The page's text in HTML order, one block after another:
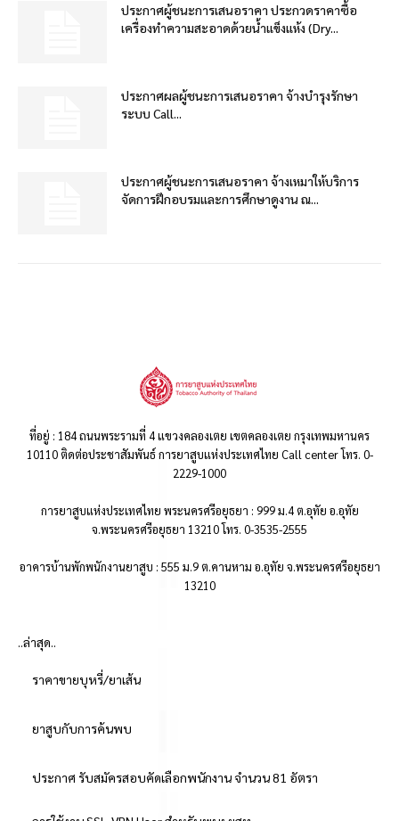
ประกาศผู้ชนะการเสนอราคา ประกวดราคาซื้อ
เครื่องทำความสะอาดด้วยน้ำแข็งแห้ง (Dry...
ประกาศผลผู้ชนะการเสนอราคา จ้างบำรุงรักษา
ระบบ Call...
ประกาศผู้ชนะการเสนอราคา จ้างเหมาให้บริการ
จัดการฝึกอบรมและการศึกษาดูงาน ณ...
ที่อยู่ : 184 ถนนพระรามที่ 4 แขวงคลองเตย เขตคลองเตย กรุงเทพมหานคร
10110 ติดต่อประชาสัมพันธ์ การยาสูบแห่งประเทศไทย Call center โทร. 0-
2229-1000
การยาสูบแห่งประเทศไทย พระนครศรีอยุธยา : 999 ม.4 ต.อุทัย อ.อุทัย
จ.พระนครศรีอยุธยา 13210 โทร. 0-3535-2555
อาคารบ้านพักพนักงานยาสูบ : 555 ม.9 ต.คานหาม อ.อุทัย จ.พระนครศรีอยุธยา
13210
..ล่าสุด..
ราคาขายบุหรี่/ยาเส้น
ยาสูบกับการค้นพบ
ประกาศ รับสมัครสอบคัดเลือกพนักงาน จำนวน 81 อัตรา